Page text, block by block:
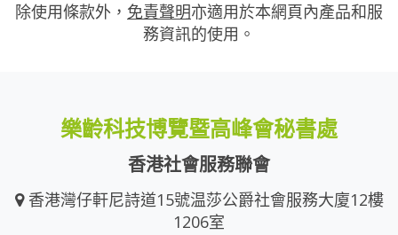
除使用條款外， 免責聲明亦適用於本網頁內產品和服
務資訊的使用。
樂齡科技博覽暨高峰會秘書處
香港社會服務聯會
香港灣仔軒尼詩道15號温莎公爵社會服務大廈12樓
1206室